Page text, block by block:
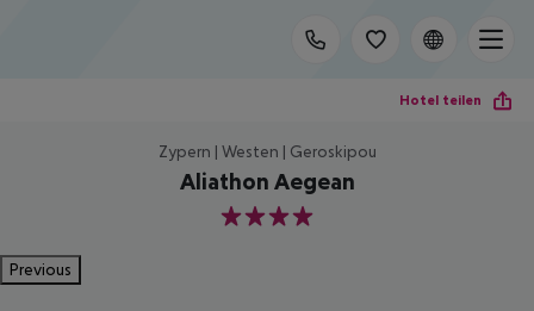
Hotel teilen
Zypern | Westen | Geroskipou
Aliathon Aegean
4
Previous